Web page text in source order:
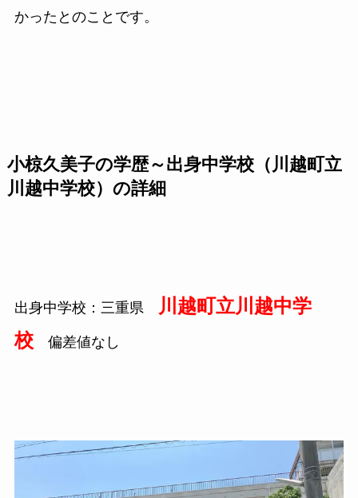
かったとのことです。
小椋久美子の学歴～出身中学校（川越町立
川越中学校）の詳細
出身中学校：三重県
川越町立川越中学
校偏差値なし